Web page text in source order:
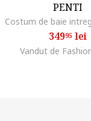
PENTI
34995lei
Vandut de